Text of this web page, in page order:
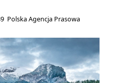
Polska Agencja Prasowa